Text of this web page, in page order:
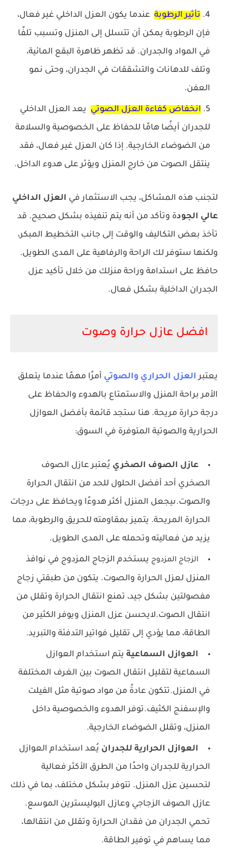
تأثير الرطوبة عندما يكون العزل الداخلي غير فعال،
فإن الرطوبة يمكن أن تتسلل إلى المنزل وتسبب تلفًا
في المواد والجدران. قد تظهر ظاهرة البقع المائية،
وتلف للدهانات والتشققات في الجدران، وحتى نمو
العفن.
انخفاض كفاءة العزل الصوتي يعد العزل الداخلي
للجدران أيضًا هامًا للحفاظ على الخصوصية والسلامة
من الضوضاء الخارجية. إذا كان العزل غير فعال، فقد
ينتقل الصوت من خارج المنزل ويؤثر على هدوء الداخل.
لتجنب هذه المشاكل، يجب الاستثمار في العزل الداخلي
عالي الجودة وتأكد من أنه يتم تنفيذه بشكل صحيح. قد
تأخذ بعض التكاليف والوقت إلى جانب التخطيط المبكر،
ولكنها ستوفر لك الراحة والرفاهية على المدى الطويل.
حافظ على استدامة وراحة منزلك من خلال تأكيد عزل
الجدران الداخلية بشكل فعال.
افضل عازل حرارة وصوت
يعتبر العزل الحراري والصوتي أمرًا مهمًا عندما يتعلق
الأمر براحة المنزل والاستمتاع بالهدوء والحفاظ على
درجة حرارة مريحة. هنا ستجد قائمة بأفضل العوازل
الحرارية والصوتية المتوفرة في السوق:
عازل الصوف الصخري يُعتبر عازل الصوف
الصخري أحد أفضل الحلول للحد من انتقال الحرارة
والصوت.ىيجعل المنزل أكثر هدوءًا ويحافظ على درجات
الحرارة المريحة. يتميز بمقاومته للحريق والرطوبة، مما
يزيد من فعاليته وتحمله على المدى الطويل.
الزجاج المزدوج يستخدم الزجاج المزدوج في نوافذ
المنزل لعزل الحرارة والصوت. يتكون من طبقتي زجاج
مفصولتين بشكل جيد، تمنع انتقال الحرارة وتقلل من
انتقال الصوت.لايحسن عزل المنزل ويوفر الكثير من
الطاقة، مما يؤدي إلى تقليل فواتير التدفئة والتبريد.
العوازل السماعية يتم استخدام العوازل
السماعية لتقليل انتقال الصوت بين الغرف المختلفة
في المنزل.تتكون عادةً من مواد صوتية مثل الفيلت
والإسفنج الكثيف.توفر الهدوء والخصوصية داخل
المنزل، وتقلل الضوضاء الخارجية.
العوازل الحرارية للجدران يُعد استخدام العوازل
الحرارية للجدران واحدًا من الطرق الأكثر فعالية
لتحسين عزل المنزل. تتوفر بشكل مختلف، بما في ذلك
عازل الصوف الزجاجي وعازل البوليسترين الموسع.
تحمي الجدران من فقدان الحرارة وتقلل من انتقالها،
مما يساهم في توفير الطاقة.